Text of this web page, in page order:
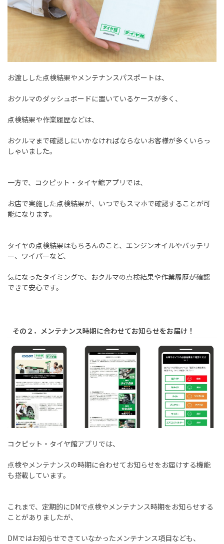
お渡しした点検結果やメンテナンスパスポートは、
おクルマのダッシュボードに置いているケースが多く、
点検結果や作業履歴などは、
おクルマまで確認しにいかなければならないお客様が多くいらっ
しゃいました。
一方で、コクピット・タイヤ館アプリでは、
お店で実施した点検結果が、いつでもスマホで確認することが可
能になります。
タイヤの点検結果はもちろんのこと、エンジンオイルやバッテリ
ー、ワイパーなど、
気になったタイミングで、おクルマの点検結果や作業履歴が確認
できて安心です。
その２．メンテナンス時期に合わせてお知らせをお届け！
コクピット・タイヤ館アプリでは、
点検やメンテナンスの時期に合わせてお知らせをお届けする機能
も搭載しています。
これまで、定期的にDMで点検やメンテナンス時期をお知らせする
ことがありましたが、
DMではお知らせできていなかったメンテナンス項目なども、